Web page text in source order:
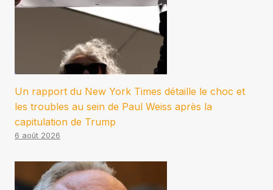
Un rapport du New York Times détaille le choc et
les troubles au sein de Paul Weiss après la
capitulation de Trump
6 août 2026